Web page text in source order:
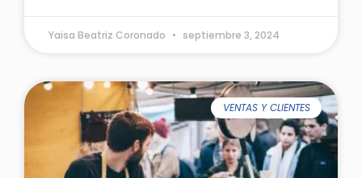
Yaisa Beatriz Coronado septiembre 3, 2024
VENTAS Y CLIENTES